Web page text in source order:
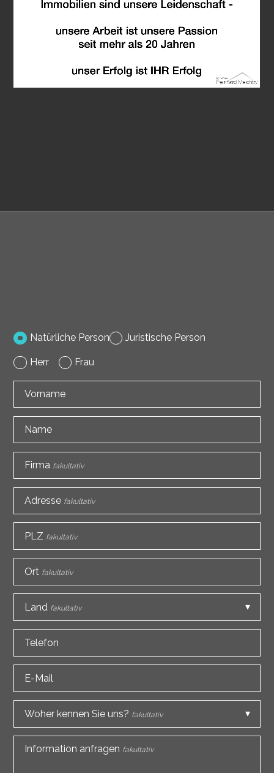
Natürliche Person Juristische Person
Herr Frau
Vorname
Name
Firma fakultativ
Adresse fakultativ
PLZ fakultativ
Ort fakultativ
Land fakultativ
Telefon
E-Mail
Woher kennen Sie uns? fakultativ
Information anfragen fakultativ